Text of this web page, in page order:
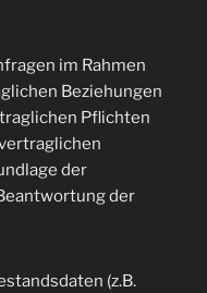
im Rahmen
Beziehungen
Pflichten
der
der
(z.B.